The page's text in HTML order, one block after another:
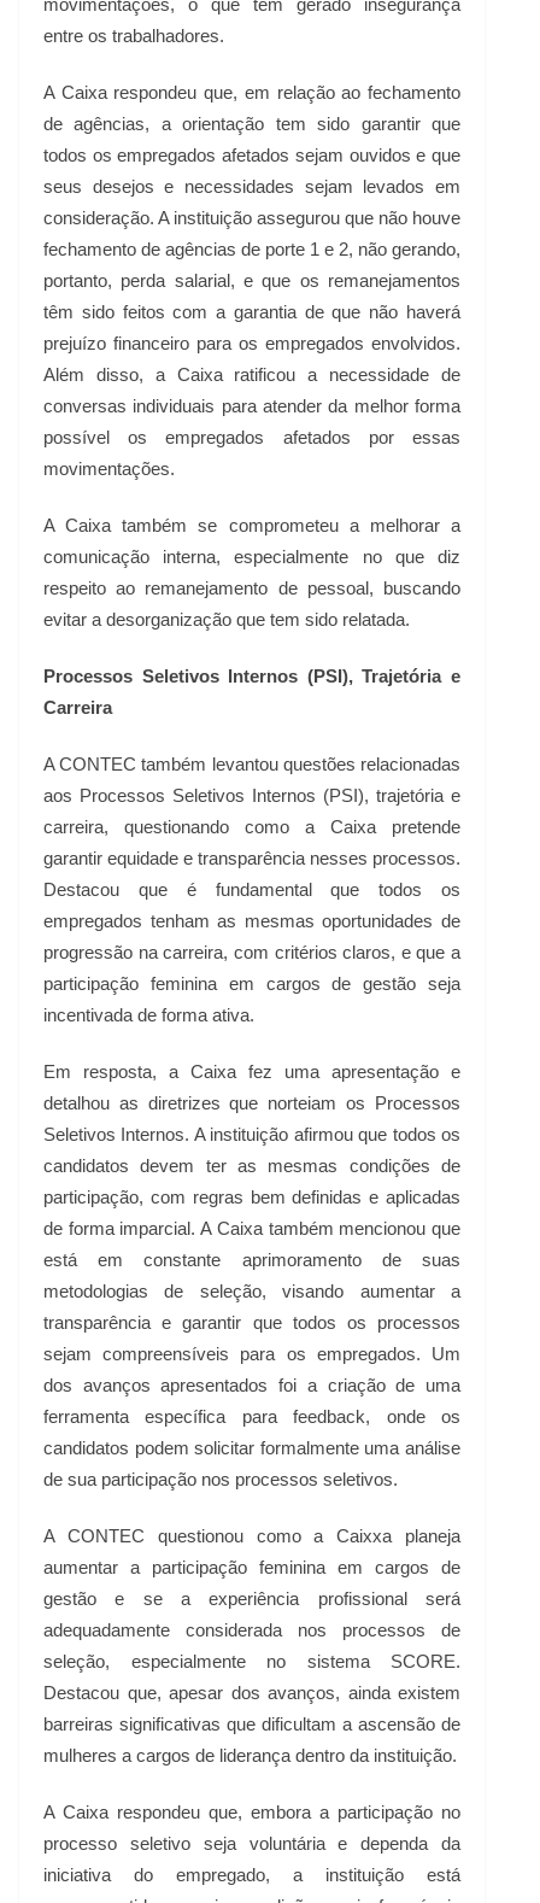
movimentações, o que tem gerado insegurança
entre os trabalhadores.
A Caixa respondeu que, em relação ao fechamento
de agências, a orientação tem sido garantir que
todos os empregados afetados sejam ouvidos e que
seus desejos e necessidades sejam levados em
consideração. A instituição assegurou que não houve
fechamento de agências de porte 1 e 2, não gerando,
portanto, perda salarial, e que os remanejamentos
têm sido feitos com a garantia de que não haverá
prejuízo financeiro para os empregados envolvidos.
Além disso, a Caixa ratificou a necessidade de
conversas individuais para atender da melhor forma
possível os empregados afetados por essas
movimentações.
A Caixa também se comprometeu a melhorar a
comunicação interna, especialmente no que diz
respeito ao remanejamento de pessoal, buscando
evitar a desorganização que tem sido relatada.
Processos Seletivos Internos (PSI), Trajetória e
Carreira
A CONTEC também levantou questões relacionadas
aos Processos Seletivos Internos (PSI), trajetória e
carreira, questionando como a Caixa pretende
garantir equidade e transparência nesses processos.
Destacou que é fundamental que todos os
empregados tenham as mesmas oportunidades de
progressão na carreira, com critérios claros, e que a
participação feminina em cargos de gestão seja
incentivada de forma ativa.
Em resposta, a Caixa fez uma apresentação e
detalhou as diretrizes que norteiam os Processos
Seletivos Internos. A instituição afirmou que todos os
candidatos devem ter as mesmas condições de
participação, com regras bem definidas e aplicadas
de forma imparcial. A Caixa também mencionou que
está em constante aprimoramento de suas
metodologias de seleção, visando aumentar a
transparência e garantir que todos os processos
sejam compreensíveis para os empregados. Um
dos avanços apresentados foi a criação de uma
ferramenta específica para feedback, onde os
candidatos podem solicitar formalmente uma análise
de sua participação nos processos seletivos.
A CONTEC questionou como a Caixxa planeja
aumentar a participação feminina em cargos de
gestão e se a experiência profissional será
adequadamente considerada nos processos de
seleção, especialmente no sistema SCORE.
Destacou que, apesar dos avanços, ainda existem
barreiras significativas que dificultam a ascensão de
mulheres a cargos de liderança dentro da instituição.
A Caixa respondeu que, embora a participação no
processo seletivo seja voluntária e dependa da
iniciativa do empregado, a instituição está